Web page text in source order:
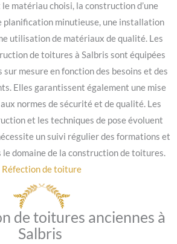
matériau choisi, la construction d’une
planification minutieuse, une installation
utilisation de matériaux de qualité. Les
de toitures à Salbris sont équipées
mesure en fonction des besoins et des
Elles garantissent également une mise
normes de sécurité et de qualité. Les
et les techniques de pose évoluent
un suivi régulier des formations et
le domaine de la construction de toitures.
Réfection de toiture
de toitures anciennes à
Salbris